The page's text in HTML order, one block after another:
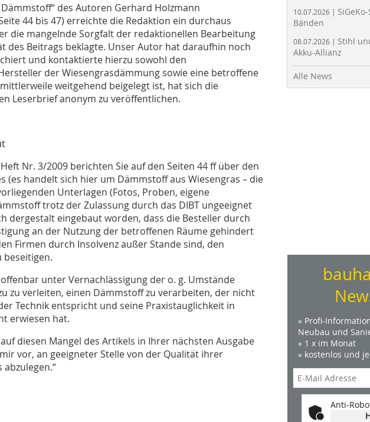
des Autoren Gerhard Holzmann
44 bis 47) erreichte die Re­dak­tion ein durchaus
die mangelnde Sorgfalt der redaktionellen Bearbeitung
des Beitrags beklagte. Unser Autor hat daraufhin noch
und kontaktierte hierzu sowohl den
der Wiesengrasdämmung sowie eine betroffene
weitgehend beigelegt ist, hat sich die
Leserbrief anonym zu veröffentlichen.
Nr. 3/2009 berichten Sie auf den Seiten 44 ff über den
(es handelt sich hier um Dämmstoff aus Wiesengras – die
Unterlagen (Fotos, Proben, eigene
trotz der Zulassung durch das DIBT ungeeignet
dergestalt eingebaut worden, dass die Besteller durch
an der Nutzung der betroffenen Räume gehindert
Firmen durch Insolvenz außer Stande sind, den
beseitigen.
unter Vernachlässigung der o. g. Umstände
zu verleiten, einen Dämmstoff zu verarbeiten, der nicht
Technik entspricht und seine Praxistauglichkeit in
erwiesen hat.
diesen Mangel des Artikels in Ihrer nächsten Ausgabe
vor, an geeigneter Stelle von der Qualität ihrer
10.07.2026 |
Bänden
08.07.2026 | Stihl
Akku-Allianz
Alle News
» Profi-
Neubau und
» 1 x im Monat
» kostenlos und
Anti-